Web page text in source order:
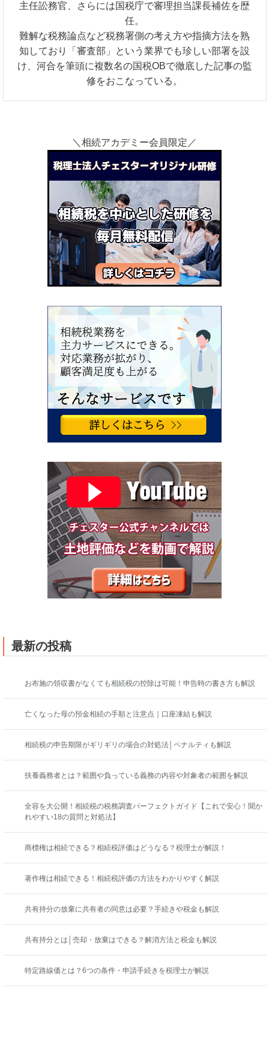
主任訟務官、さらには国税庁で審理担当課長補佐を歴
任。
難解な税務論点など税務署側の考え方や指摘方法を熟
知しており「審査部」という業界でも珍しい部署を設
け、河合を筆頭に複数名の国税OBで徹底した記事の監
修をおこなっている。
＼相続アカデミー会員限定／
最新の投稿
お布施の領収書がなくても相続税の控除は可能！申告時の書き方も解説
亡くなった母の預金相続の手順と注意点｜口座凍結も解説
相続税の申告期限がギリギリの場合の対処法│ペナルティも解説
扶養義務者とは？範囲や負っている義務の内容や対象者の範囲を解説
全容を大公開！相続税の税務調査パーフェクトガイド【これで安心！聞か
れやすい18の質問と対処法】
商標権は相続できる？相続税評価はどうなる？税理士が解説！
著作権は相続できる！相続税評価の方法をわかりやすく解説
共有持分の放棄に共有者の同意は必要？手続きや税金も解説
共有持分とは│売却・放棄はできる？解消方法と税金も解説
特定路線価とは？6つの条件・申請手続きを税理士が解説